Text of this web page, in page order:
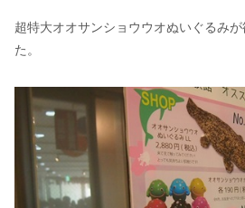
超特大オオサンショウウオぬいぐるみ
た。